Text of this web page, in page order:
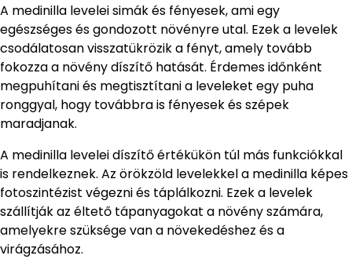
A medinilla levelei simák és fényesek, ami egy
egészséges és gondozott növényre utal. Ezek a levelek
csodálatosan visszatükrözik a fényt, amely tovább
fokozza a növény díszítő hatását. Érdemes időnként
megpuhítani és megtisztítani a leveleket egy puha
ronggyal, hogy továbbra is fényesek és szépek
maradjanak.
A medinilla levelei díszítő értékükön túl más funkciókkal
is rendelkeznek. Az örökzöld levelekkel a medinilla képes
fotoszintézist végezni és táplálkozni. Ezek a levelek
szállítják az éltető tápanyagokat a növény számára,
amelyekre szüksége van a növekedéshez és a
virágzásához.